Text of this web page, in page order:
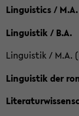
Linguistics / M.A.
Linguistik / B.A.
Linguistik / M.A.
Linguistik der